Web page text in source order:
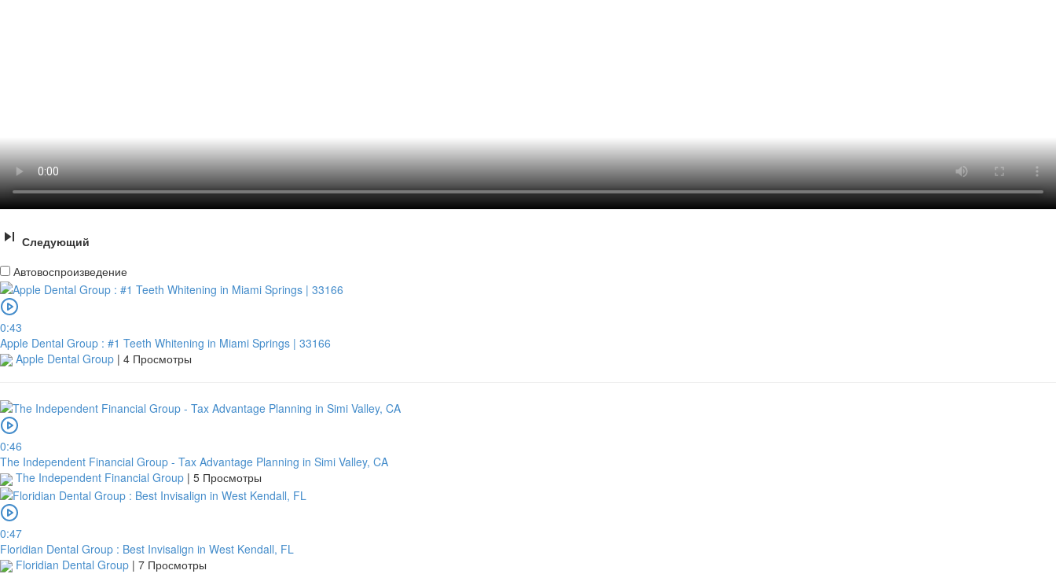
Следующий
Автовоспроизведение
0:43
Apple Dental Group : #1 Teeth Whitening in Miami Springs | 33166
Apple Dental Group | 4 Просмотры
0:46
The Independent Financial Group - Tax Advantage Planning in Simi Valley, CA
The Independent Financial Group | 5 Просмотры
0:47
Floridian Dental Group : Best Invisalign in West Kendall, FL
Floridian Dental Group | 7 Просмотры